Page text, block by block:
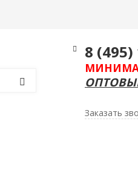
8 (495)
Заказать